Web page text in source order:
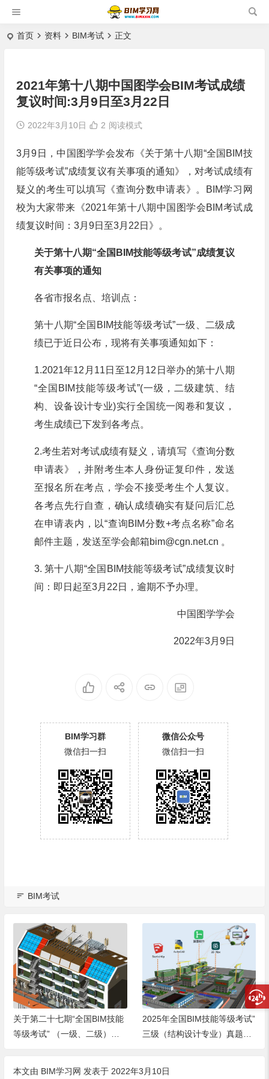
首页 资料 BIM考试 正文
2021年第十八期中国图学会BIM考试成绩
复议时间:3月9日至3月22日
2022年3月10日 2 阅读模式
3月9日，中国图学学会发布《关于第十八期“全国BIM技
能等级考试”成绩复议有关事项的通知》，对考试成绩有
疑义的考生可以填写《查询分数申请表》。BIM学习网
校为大家带来《2021年第十八期中国图学会BIM考试成
绩复议时间：3月9日至3月22日》。
关于第十八期“全国BIM技能等级考试”成绩复议
有关事项的通知
各省市报名点、培训点：
第十八期“全国BIM技能等级考试”一级、二级成
绩已于近日公布，现将有关事项通知如下：
1.2021年12月11日至12月12日举办的第十八期
“全国BIM技能等级考试”(一级，二级建筑、结
构、设备设计专业)实行全国统一阅卷和复议，
考生成绩已下发到各考点。
2.考生若对考试成绩有疑义，请填写《查询分数
申请表》，并附考生本人身份证复印件，发送
至报名所在考点，学会不接受考生个人复议。
各考点先行自查，确认成绩确实有疑问后汇总
在申请表内，以“查询BIM分数+考点名称”命名
邮件主题，发送至学会邮箱bim@cgn.net.cn 。
3. 第十八期“全国BIM技能等级考试”成绩复议时
间：即日起至3月22日，逾期不予办理。
中国图学学会
2022年3月9日
BIM学习群
微信扫一扫
微信公众号
微信扫一扫
BIM考试
关于第二十七期“全国BIM技能
等级考试” （一级、二级）报
2025年全国BIM技能等级考试”
三级（结构设计专业）真题下
本文由 BIM学习网 发表于 2022年3月10日